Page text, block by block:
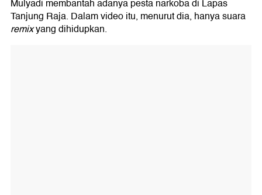
Mulyadi membantah adanya pesta narkoba di Lapas
Tanjung Raja. Dalam video itu, menurut dia, hanya suara
remixyang dihidupkan.